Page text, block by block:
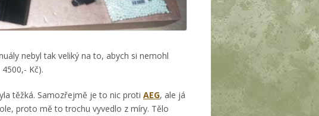
nebyl tak veliký na to, abych si nemohl
Kč).
těžká. Samozřejmě je to nic proti AEG, ale já
proto mě to trochu vyvedlo z míry. Tělo